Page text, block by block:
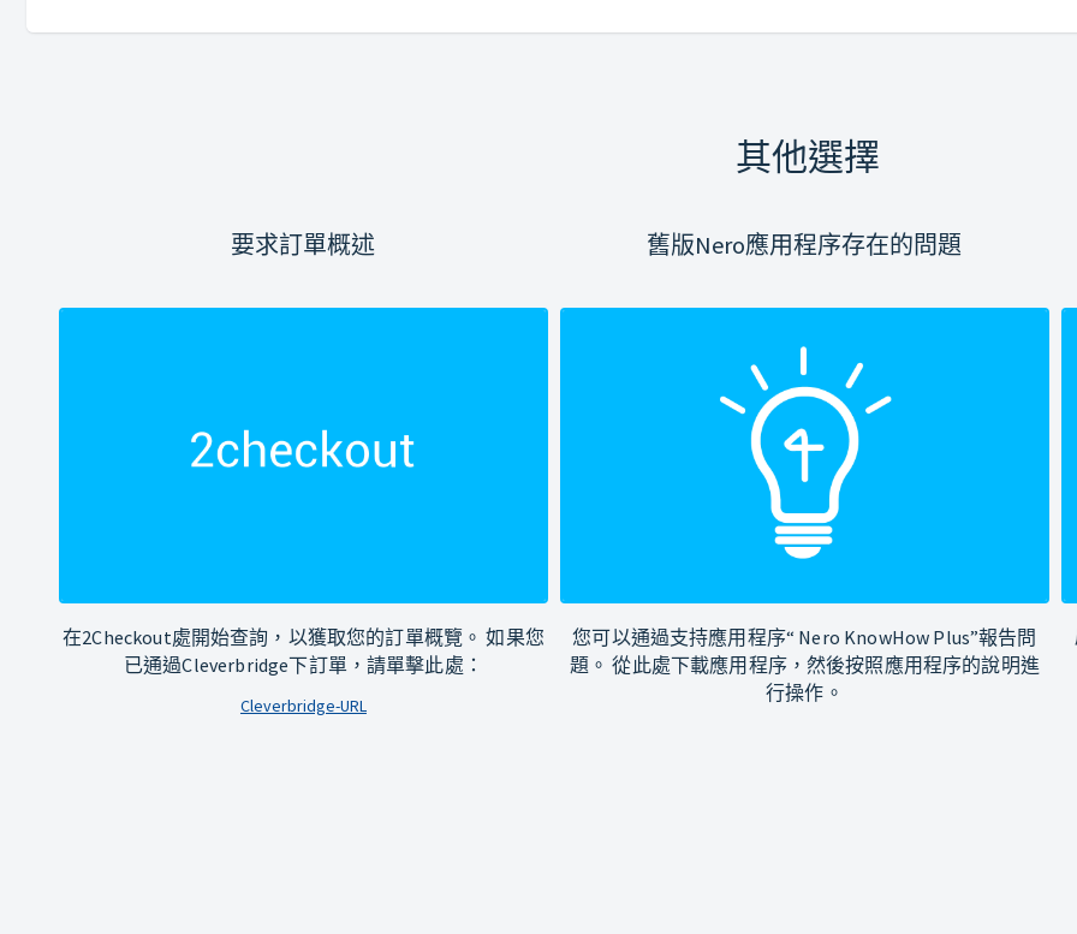
其他選擇
要求訂單概述
在2Checkout處開始查詢，以獲取您的訂單概覽。 如果您
已通過Cleverbridge下訂單，請單擊此處：
Cleverbridge-URL
舊版Nero應用程序存在的問題
您可以通過支持應用程序“ Nero KnowHow Plus”報告問
題。 從此處下載應用程序，然後按照應用程序的說明進
行操作。